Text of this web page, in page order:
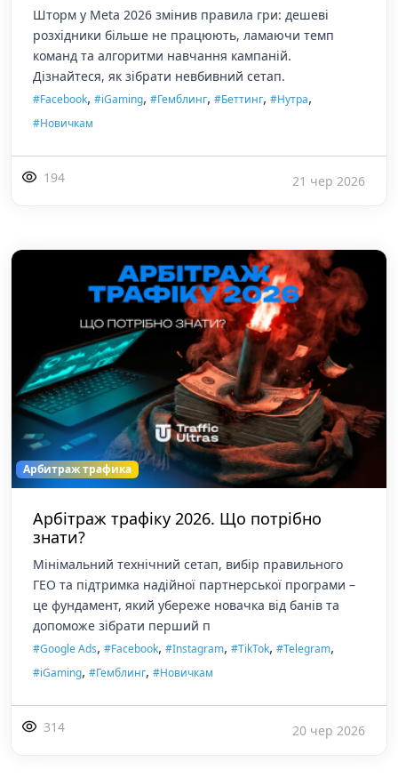
Шторм у Meta 2026 змінив правила гри: дешеві
розхідники більше не працюють, ламаючи темп
команд та алгоритми навчання кампаній.
Дізнайтеся, як зібрати невбивний сетап.
#Facebook, #iGaming, #Гемблинг, #Беттинг, #Нутра,
#Новичкам
194 21 чер 2026
Арбитраж трафика
Арбітраж трафіку 2026. Що потрібно
знати?
Мінімальний технічний сетап, вибір правильного
ГЕО та підтримка надійної партнерської програми –
це фундамент, який убереже новачка від банів та
допоможе зібрати перший п
#Google Ads, #Facebook, #Instagram, #TikTok, #Telegram,
#iGaming, #Гемблинг, #Новичкам
314 20 чер 2026